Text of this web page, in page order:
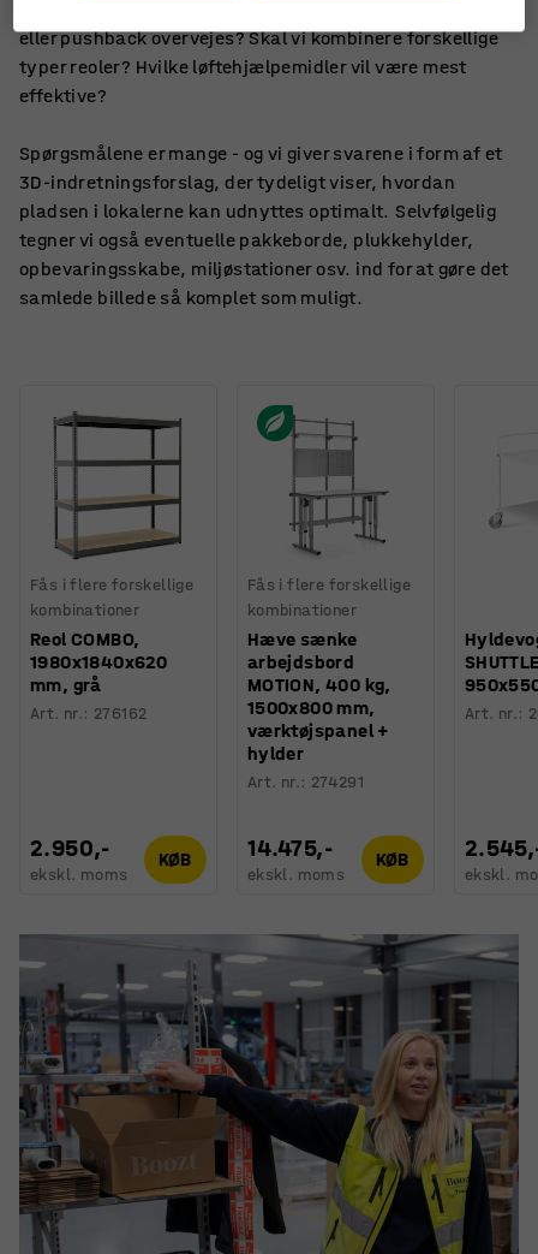
eller pushback overvejes? Skal vi kombinere forskellige
typer reoler? Hvilke løftehjælpemidler vil være mest
effektive?
Spørgsmålene er mange - og vi giver svarene i form af et
3D-indretningsforslag, der tydeligt viser, hvordan
pladsen i lokalerne kan udnyttes optimalt. Selvfølgelig
tegner vi også eventuelle pakkeborde, plukkehylder,
opbevaringsskabe, miljøstationer osv. ind for at gøre det
samlede billede så komplet som muligt.
Fås i flere forskellige
kombinationer
Reol COMBO,
1980x1840x620
mm, grå
Art. nr.: 276162
2.950,-
ekskl. moms
KØB
Fås i flere forskellige
kombinationer
Hæve sænke
arbejdsbord
MOTION, 400 kg,
1500x800 mm,
værktøjspanel +
hylder
Art. nr.: 274291
14.475,-
ekskl. moms
KØB
Art. nr.:
ekskl.